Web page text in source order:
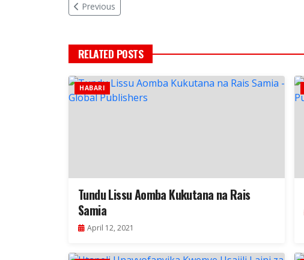
Previous
RELATED POSTS
HABARI
Tundu Lissu Aomba Kukutana na Rais
Samia
April 12, 2021